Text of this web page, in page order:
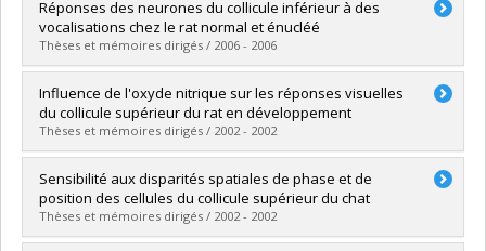
Graduate :Bouchard, Marilyn
Cycle :Master's
Grade :M. Sc.
Lien vers le document dans Papyrus
Réponses des neurones du collicule inférieur à des
vocalisations chez le rat normal et énucléé
Thèses et mémoires dirigés / 2006 - 2006
Graduate :Pincherli Castellanos, Thayana Alexandra
Cycle :Master's
Grade :M. Sc.
Lien vers le document dans Papyrus
Influence de l'oxyde nitrique sur les réponses visuelles
du collicule supérieur du rat en développement
Thèses et mémoires dirigés / 2002 - 2002
Graduate :Ait Oubah, Jamila
Cycle :Master's
Grade :M. Sc.
Lien vers le document dans Papyrus
Sensibilité aux disparités spatiales de phase et de
position des cellules du collicule supérieur du chat
Thèses et mémoires dirigés / 2002 - 2002